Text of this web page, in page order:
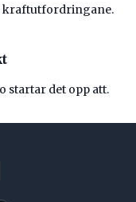
kraftutfordringane.
startar det opp att.